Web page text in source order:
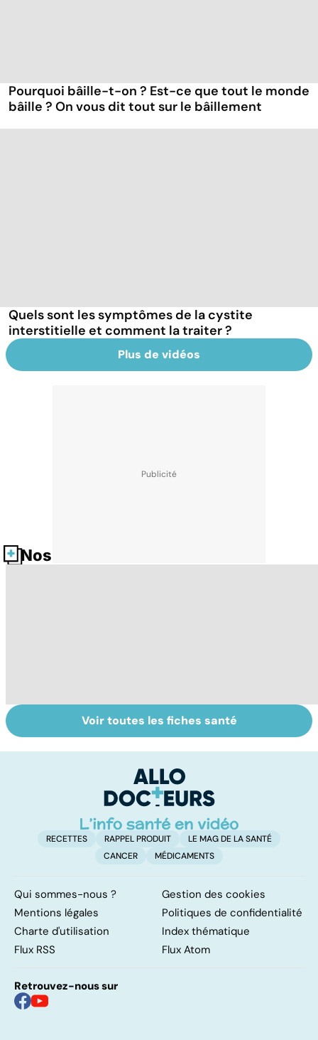
Pourquoi bâille-t-on ? Est-ce que tout le monde
bâille ? On vous dit tout sur le bâillement
Quels sont les symptômes de la cystite
interstitielle et comment la traiter ?
Plus de vidéos
Nos fiches santé
Tout savoir sur le
cancer de la
Mélanome : le
plus redouté des
peau
Voir toutes les fiches santé
RECETTES RAPPEL PRODUIT
LE MAG DE LA SANTÉ
CANCER
MÉDICAMENTS
Qui sommes-nous ?
Gestion des cookies
Mentions légales
Politiques de confidentialité
Charte d'utilisation
Index thématique
Flux RSS
Flux Atom
Retrouvez-nous sur